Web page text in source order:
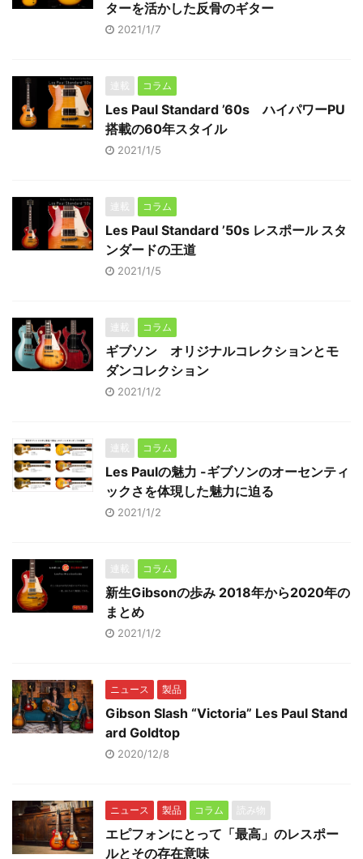
ターを活かした反骨のギター
2021/1/7
連載 コラム
Les Paul Standard ’60s ハイパワーPU
搭載の60年スタイル
2021/1/5
連載 コラム
Les Paul Standard ’50s レスポール スタ
ンダードの王道
2021/1/5
連載 コラム
ギブソン オリジナルコレクションとモ
ダンコレクション
2021/1/2
連載 コラム
Les Paulの魅力 -ギブソンのオーセンティ
ックさを体現した魅力に迫る
2021/1/2
連載 コラム
新生Gibsonの歩み 2018年から2020年の
まとめ
2021/1/2
ニュース 製品
Gibson Slash “Victoria” Les Paul Stand
ard Goldtop
2020/12/8
ニュース 製品 コラム 読み物
エピフォンにとって「最高」のレスポー
ルとその存在意味